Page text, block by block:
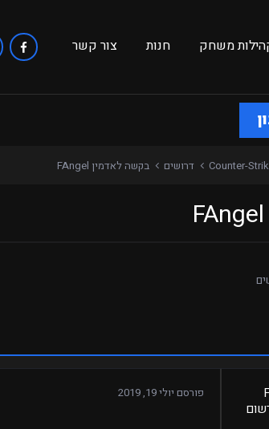
משחק חנות צור קשר
Counter- דרושים בקשה לאדמין FAngel
פורסם יולי 19, 2019